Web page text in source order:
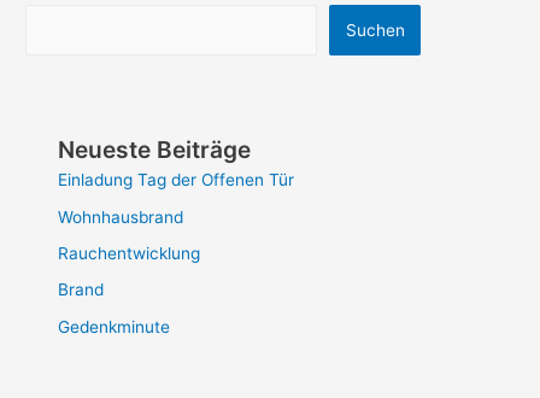
Suchen
Neueste Beiträge
Einladung Tag der Offenen Tür
Wohnhausbrand
Rauchentwicklung
Brand
Gedenkminute